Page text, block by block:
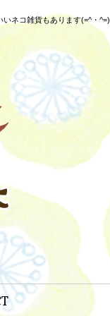
コ雑貨もあります(=^・^=)